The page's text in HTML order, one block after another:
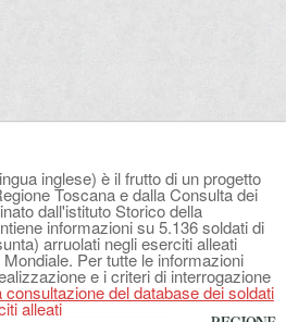
inglese) è il frutto di un progetto
Toscana e dalla Consulta dei
dall'istituto Storico della
informazioni su 5.136 soldati di
arruolati negli eserciti alleati
Per tutte le informazioni
e i criteri di interrogazione
consultazione del database dei soldati
alleati